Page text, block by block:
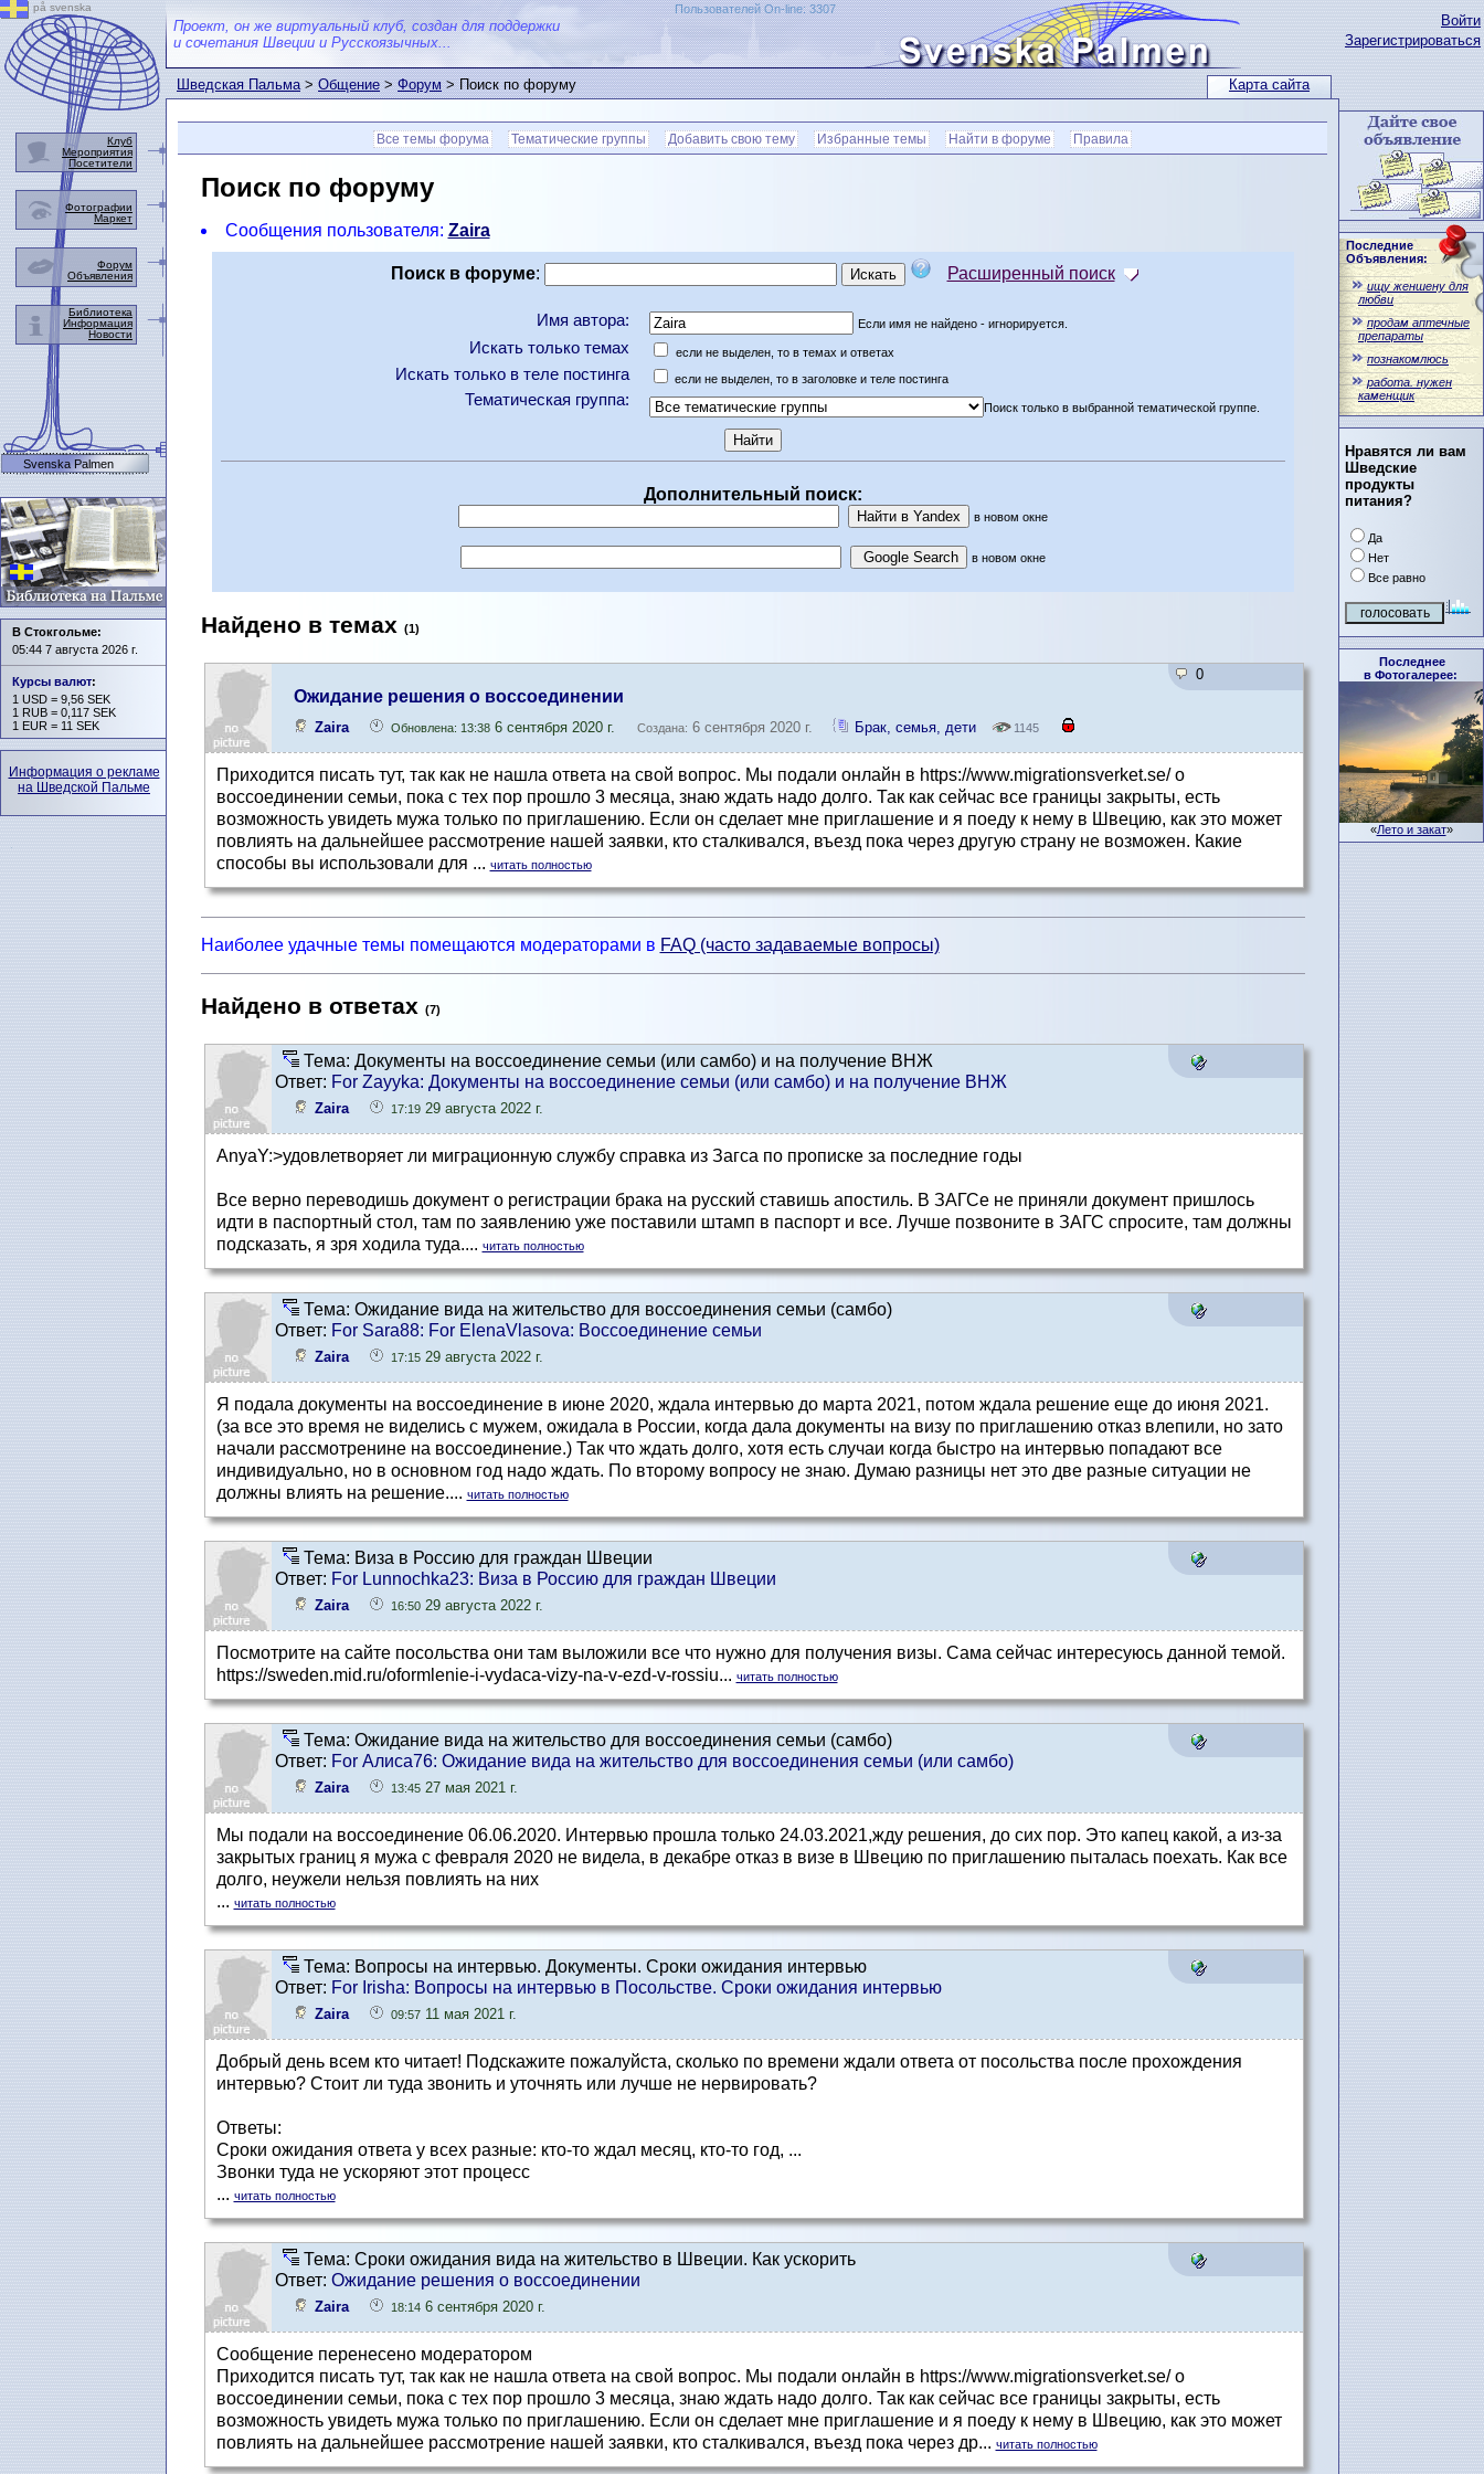
Карта сайта
Войти
Зарегистрироваться
Последние
Объявления:
ищу женшену для
любви
продам аптечные
препараты
познакомлюсь
работа. нужен
каменщик
Нравятся ли вам
Шведские
продукты
питания?
Да
Нет
Все равно
Последнее
в Фотогалерее:
«Лето и закат»
Проект, он же виртуальный клуб, создан для поддержки
и сочетания Швеции и Русскоязычных...
Пользователей On-line: 3307
Шведская Пальма>Общение>Форум> Поиск по форуму
Все темы форума Тематические группы Добавить свою тему Избранные темы Найти в форуме Правила
Поиск по форуму
Сообщения пользователя: Zaira
Поиск в форуме: Расширенный поиск
Имя автора: Если имя не найдено - игнорируется.
Искать только темах если не выделен, то в темах и ответах
Искать только в теле постинга если не выделен, то в заголовке и теле постинга
Тематическая группа: Поиск только в выбранной тематической группе.
Дополнительный поиск:
в новом окне
в новом окне
Найдено в темах (1)
0
Ожидание решения о воссоединении
Zaira Обновлена: 13:386 сентября 2020 г. Создана: 6 сентября 2020 г. Брак, семья, дети 1145
Приходится писать тут, так как не нашла ответа на свой вопрос. Мы подали онлайн в https://www.migrationsverket.se/ о
воссоединении семьи, пока с тех пор прошло 3 месяца, знаю ждать надо долго. Так как сейчас все границы закрыты, есть
возможность увидеть мужа только по приглашению. Если он сделает мне приглашение и я поеду к нему в Швецию, как это может
повлиять на дальнейшее рассмотрение нашей заявки, кто сталкивался, въезд пока через другую страну не возможен. Какие
способы вы использовали для ... читать полностью
Наиболее удачные темы помещаются модераторами в FAQ (часто задаваемые вопросы)
Найдено в ответах (7)
Тема: Документы на воссоединение семьи (или самбо) и на получение ВНЖ
Ответ: For Zayyka: Документы на воссоединение семьи (или самбо) и на получение ВНЖ
Zaira 17:1929 августа 2022 г.
AnyaY:>удовлетворяет ли миграционную службу справка из Загса по прописке за последние годы
Bсе верно переводишь документ о регистрации брака на русский ставишь апостиль. В ЗАГСе не приняли документ пришлось
идти в паспортный стол, там по заявлению уже поставили штамп в паспорт и все. Лучше позвоните в ЗАГС спросите, там должны
подсказать, я зря ходила туда.... читать полностью
Тема: Ожидание вида на жительство для воссоединения семьи (самбо)
Ответ: For Sara88: For ElenaVlasova: Воссоединение семьи
Zaira 17:1529 августа 2022 г.
Я подала документы на воссоединение в июне 2020, ждала интервью до марта 2021, потом ждала решение еще до июня 2021.
(за все это время не виделись с мужем, ожидала в России, когда дала документы на визу по приглашению отказ влепили, но зато
начали рассмотренине на воссоединение.) Так что ждать долго, хотя есть случаи когда быстро на интервью попадают все
индивидуально, но в основном год надо ждать. По второму вопросу не знаю. Думаю разницы нет это две разные ситуации не
должны влиять на решение.... читать полностью
Тема: Виза в Россию для граждан Швеции
Ответ: For Lunnochka23: Виза в Россию для граждан Швеции
Zaira 16:5029 августа 2022 г.
Посмотрите на сайте посольства они там выложили все что нужно для получения визы. Сама сейчас интересуюсь данной темой.
https://sweden.mid.ru/oformlenie-i-vydaca-vizy-na-v-ezd-v-rossiu... читать полностью
Тема: Ожидание вида на жительство для воссоединения семьи (самбо)
Ответ: For Алиса76: Ожидание вида на жительство для воссоединения семьи (или самбо)
Zaira 13:4527 мая 2021 г.
Мы подали на воссоединение 06.06.2020. Интервью прошла только 24.03.2021,жду решения, до сих пор. Это капец какой, а из-за
закрытых границ я мужа с февраля 2020 не видела, в декабре отказ в визе в Швецию по приглашению пыталась поехать. Как все
долго, неужели нельзя повлиять на них
... читать полностью
Тема: Вопросы на интервью. Документы. Сроки ожидания интервью
Ответ: For Irisha: Вопросы на интервью в Посольстве. Сроки ожидания интервью
Zaira 09:5711 мая 2021 г.
Добрый день всем кто читает! Подскажите пожалуйста, сколько по времени ждали ответа от посольства после прохождения
интервью? Стоит ли туда звонить и уточнять или лучше не нервировать?
Ответы:
Сроки ожидания ответа у всех разные: кто-то ждал месяц, кто-то год, ...
Звонки туда не ускоряют этот процесс
... читать полностью
Тема: Сроки ожидания вида на жительство в Швеции. Как ускорить
Ответ: Ожидание решения о воссоединении
Zaira 18:146 сентября 2020 г.
Сообщение перенесено модератором
Приходится писать тут, так как не нашла ответа на свой вопрос. Мы подали онлайн в https://www.migrationsverket.se/ о
воссоединении семьи, пока с тех пор прошло 3 месяца, знаю ждать надо долго. Так как сейчас все границы закрыты, есть
возможность увидеть мужа только по приглашению. Если он сделает мне приглашение и я поеду к нему в Швецию, как это может
повлиять на дальнейшее рассмотрение нашей заявки, кто сталкивался, въезд пока через др... читать полностью
på svenska
Клуб
Мероприятия
Посетители
Фотографии
Маркет
Форум
Объявления
Библиотека
Информация
Новости
Svenska Palmen
В Стокгольме:
05:44 7 августа 2026 г.
Курсы валют:
1 USD = 9,56 SEK
1 RUB = 0,117 SEK
1 EUR = 11 SEK
Информация о рекламе
на Шведской Пальме